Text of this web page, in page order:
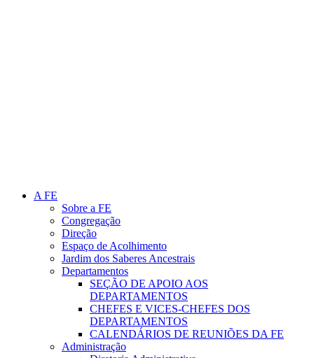
A FE
Sobre a FE
Congregação
Direção
Espaço de Acolhimento
Jardim dos Saberes Ancestrais
Departamentos
SEÇÃO DE APOIO AOS
DEPARTAMENTOS
CHEFES E VICES-CHEFES DOS
DEPARTAMENTOS
CALENDÁRIOS DE REUNIÕES DA FE
Administração